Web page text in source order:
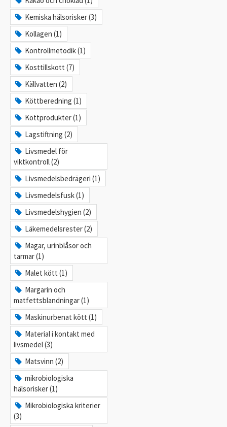
Kemiska hälsorisker (3)
Kollagen (1)
Kontrollmetodik (1)
Kosttillskott (7)
Källvatten (2)
Köttberedning (1)
Köttprodukter (1)
Lagstiftning (2)
Livsmedel för
viktkontroll (2)
Livsmedelsbedrägeri (1)
Livsmedelsfusk (1)
Livsmedelshygien (2)
Läkemedelsrester (2)
Magar, urinblåsor och
tarmar (1)
Malet kött (1)
Margarin och
matfettsblandningar (1)
Maskinurbenat kött (1)
Material i kontakt med
livsmedel (3)
Matsvinn (2)
mikrobiologiska
hälsorisker (1)
Mikrobiologiska kriterier
(3)